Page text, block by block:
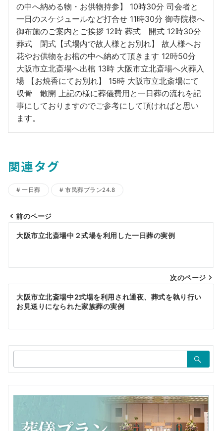
の中へ納める物・お供物持参】 10時30分 司会者と
一日のスケジュールなど打合せ 11時30分 御寺院様へ
御布施のご案内とご挨拶 12時 葬式 開式 12時30分
葬式 閉式【式場内で故人様とお別れ】 故人様へお
花やお供物をお棺の中へ納めて頂きます 12時50分
大阪市立北斎場へ出棺 13時 大阪市立北斎場へ火葬入
場 【お焼香にてお別れ】 15時 大阪市立北斎場にて
収骨 散開 上記の様に葬儀費用と一日葬の流れを記
事にしておりますのでご参考にして頂ければと思い
ます。
関連タグ
一日葬 市民葬プラン24.8
投
ナ
ビ
ゲ
ー
シ
ョ
ン
前のページ
大阪市立北斎場中２式場を利用した一日葬の実例
次のページ
大阪市立北斎場中2式場を利用され通夜、葬式を執り行い
お見送りになられた家族葬の実例
索：